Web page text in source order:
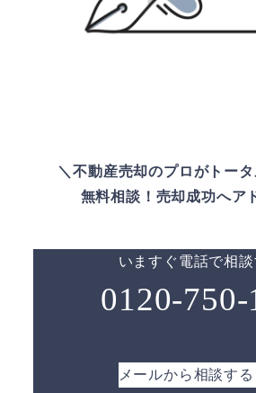
＼不動産売却のプロがトー
無料相談！売却成功へア
いますぐ電話で相談
0120-750-
メールから相談する